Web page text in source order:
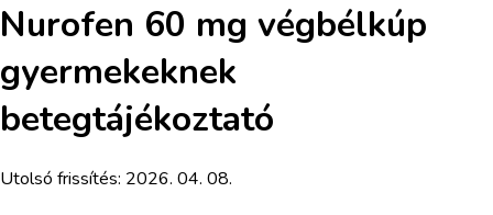
Nurofen 60 mg végbélkúp
gyermekeknek
betegtájékoztató
Utolsó frissítés: 2026. 04. 08.